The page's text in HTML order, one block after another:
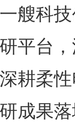
艘科
平台
耕柔
成果